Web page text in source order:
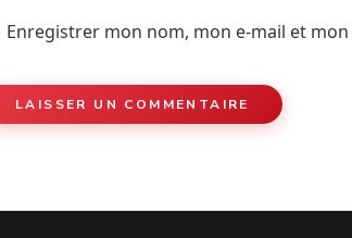
Enregistrer mon nom, mon e-mail et